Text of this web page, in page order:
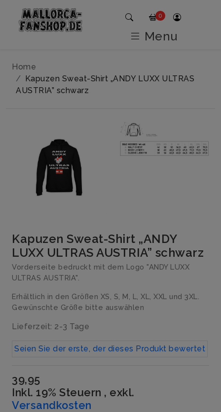
Home
Kapuzen Sweat-Shirt „ANDY LUXX ULTRAS
AUSTRIA” schwarz
Kapuzen Sweat-Shirt „ANDY
LUXX ULTRAS AUSTRIA” schwarz
Vorderseite bedruckt mit dem Logo "ANDY LUXX
ULTRAS AUSTRIA".
Erhältlich in den Größen XS, S, M, L, XL, XXL und 3XL.
Gewünschte Größe bitte auswählen
Lieferzeit: 2-3 Tage
Seien Sie der erste, der dieses Produkt bewertet
39,95
Inkl. 19% Steuern , exkl.
Versandkosten
0
Menu